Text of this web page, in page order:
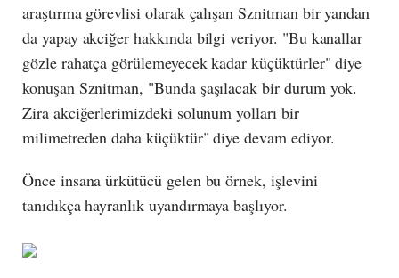
araştırma görevlisi olarak çalışan Sznitman bir yandan
da yapay akciğer hakkında bilgi veriyor. "Bu kanallar
gözle rahatça görülemeyecek kadar küçüktürler" diye
konuşan Sznitman, "Bunda şaşılacak bir durum yok.
Zira akciğerlerimizdeki solunum yolları bir
milimetreden daha küçüktür" diye devam ediyor.
Önce insana ürkütücü gelen bu örnek, işlevini
tanıdıkça hayranlık uyandırmaya başlıyor.